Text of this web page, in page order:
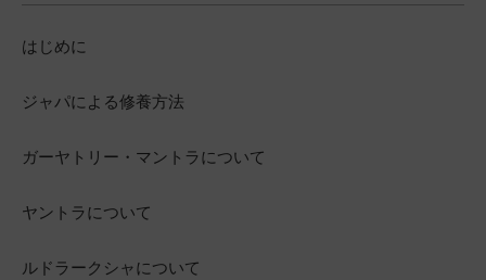
はじめに
ジャパによる修養方法
ガーヤトリー・マントラについて
ヤントラについて
ルドラークシャについて